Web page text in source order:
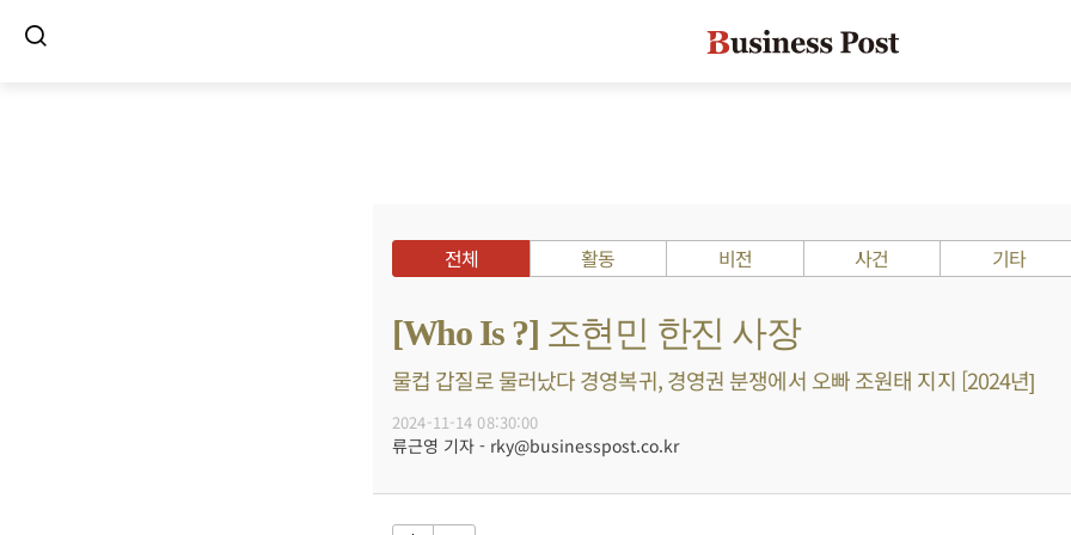
전체 활동 비전 사건 기타
[Who Is ?] 조현민 한진 사장
물컵 갑질로 물러났다 경영복귀, 경영권 분쟁에서 오빠 조원태 지지 [2024년]
2024-11-14 08:30:00
류근영 기자 - rky@businesspost.co.kr